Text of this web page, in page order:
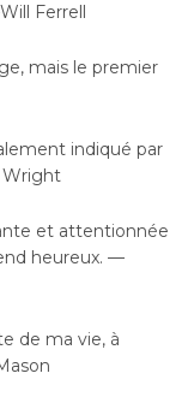
Ferrell
mais le premier
indiqué par
Wright
et attentionnée
heureux. —
de ma vie, à